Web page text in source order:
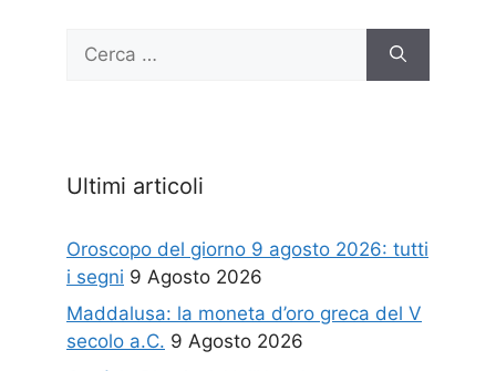
per:
Ultimi articoli
Oroscopo del giorno 9 agosto 2026: tutti
i segni 9 Agosto 2026
Maddalusa: la moneta d’oro greca del V
secolo a.C. 9 Agosto 2026